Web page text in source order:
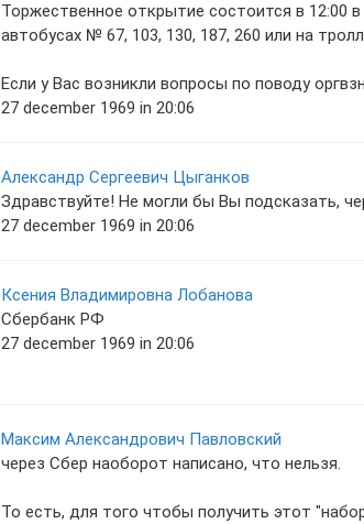
Торжественное открытие состоится в
автобусах № 67, 103, 130, 187, 260 или на
Если у Вас возникли вопросы по поводу
27 december 1969 in 20:06
Александр Сергеевич Цыганков
Здравствуйте! Не могли бы Вы подсказать,
27 december 1969 in 20:06
Ксения Владимировна Лобанова
Сбербанк РФ
27 december 1969 in 20:06
Максим Александрович Павловский
через Сбер наоборот написано, что нельзя.
То есть, для того чтобы получить этот